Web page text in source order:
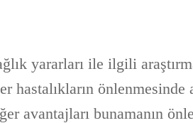
yararları ile ilgili
hastalıkların
avantajları bunamanın